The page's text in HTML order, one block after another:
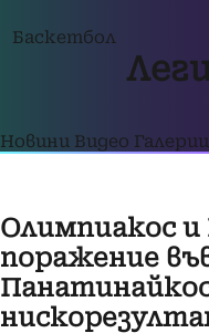
Баскетбол
Новини Видео Галерии
Олимпиакос и
поражение